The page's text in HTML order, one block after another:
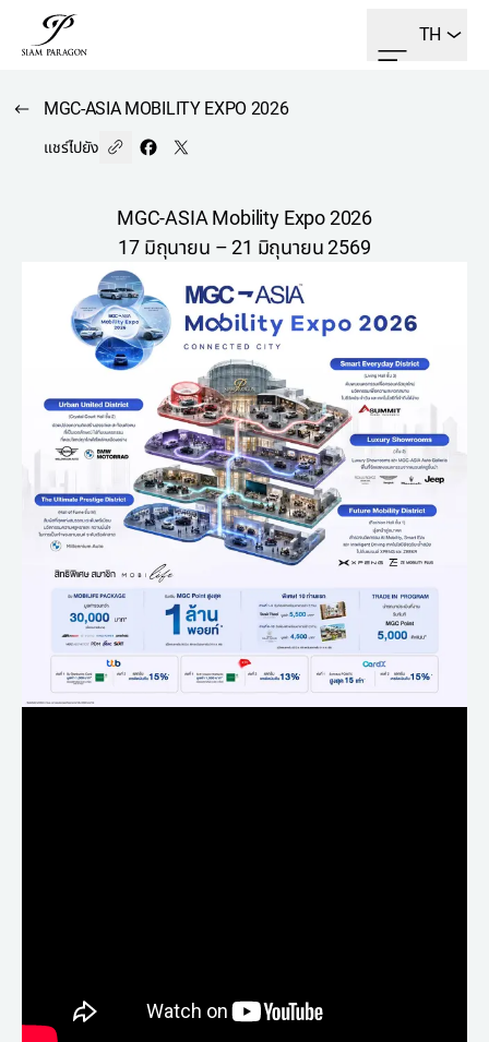
TH
MGC-ASIA MOBILITY EXPO 2026
แชร์ไปยัง
MGC-ASIA Mobility Expo 2026
17 มิถุนายน – 21 มิถุนายน 2569